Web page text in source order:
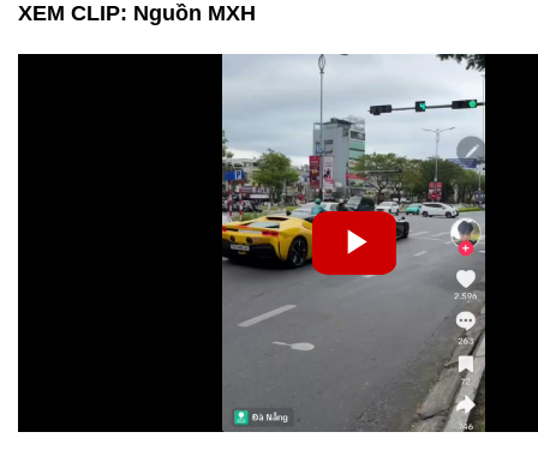
XEM CLIP: Nguồn MXH